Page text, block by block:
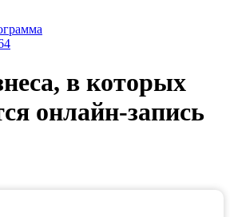
в которых
онлайн-запись